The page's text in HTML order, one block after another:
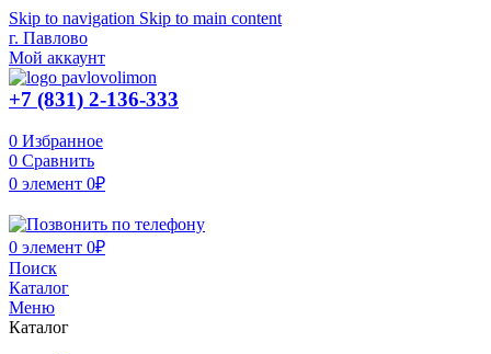
Skip to navigation Skip to main content
г. Павлово
Мой аккаунт
+7 (831) 2-136-333
0 Избранное
0 Сравнить
0 элемент 0₽
0 элемент 0₽
Поиск
Каталог
Меню
Каталог